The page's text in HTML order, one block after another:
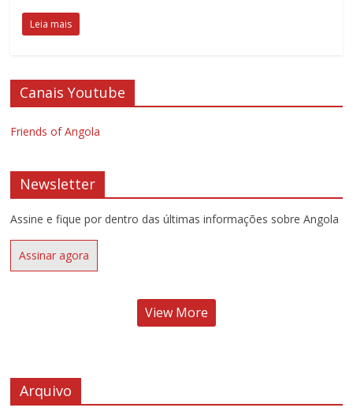
Leia mais
Canais Youtube
Friends of Angola
Newsletter
Assine e fique por dentro das últimas informações sobre Angola
Assinar agora
View More
Arquivo